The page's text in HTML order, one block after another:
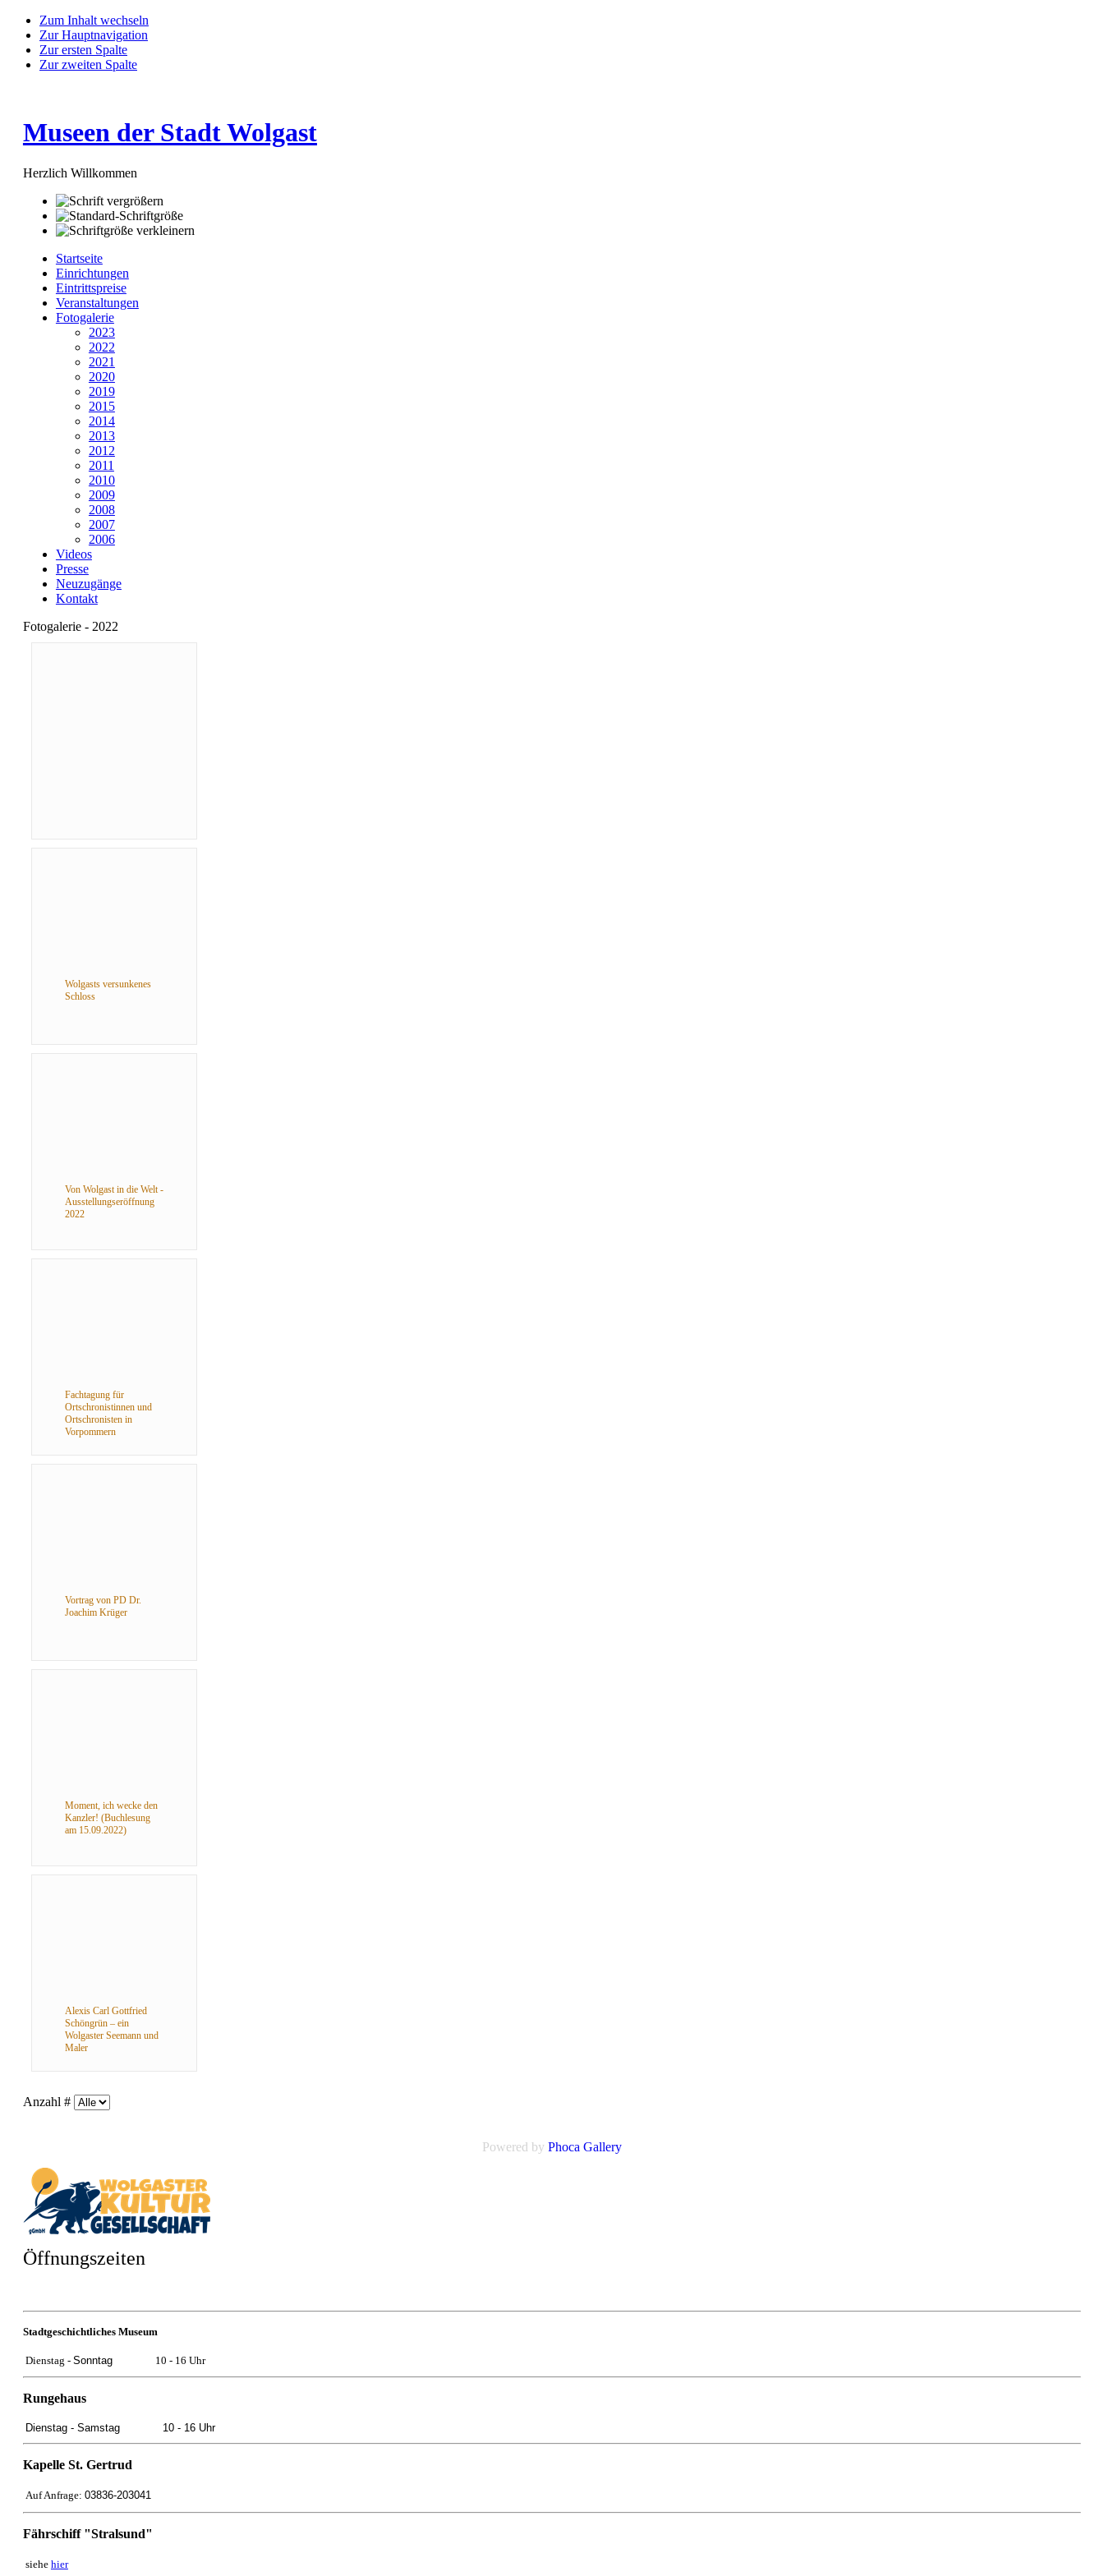
Zum Inhalt wechseln
Zur Hauptnavigation
Zur ersten Spalte
Zur zweiten Spalte
Museen der Stadt Wolgast
Herzlich Willkommen
Startseite
Einrichtungen
Eintrittspreise
Veranstaltungen
Fotogalerie
2023
2022
2021
2020
2019
2015
2014
2013
2012
2011
2010
2009
2008
2007
2006
Videos
Presse
Neuzugänge
Kontakt
Fotogalerie - 2022
Wolgasts versunkenes
Schloss
Von Wolgast in die Welt -
Ausstellungseröffnung
2022
Fachtagung für
Ortschronistinnen und
Ortschronisten in
Vorpommern
Vortrag von PD Dr.
Joachim Krüger
Moment, ich wecke den
Kanzler! (Buchlesung
am 15.09.2022)
Alexis Carl Gottfried
Schöngrün – ein
Wolgaster Seemann und
Maler
Anzahl #
Powered by Phoca Gallery
Öffnungszeiten
Stadtgeschichtliches Museum
Dienstag - Sonntag 10 - 16 Uhr
Rungehaus
Dienstag - Samstag 10 - 16 Uhr
Kapelle St. Gertrud
Auf Anfrage: 03836-203041
Fährschiff "Stralsund"
siehe hier